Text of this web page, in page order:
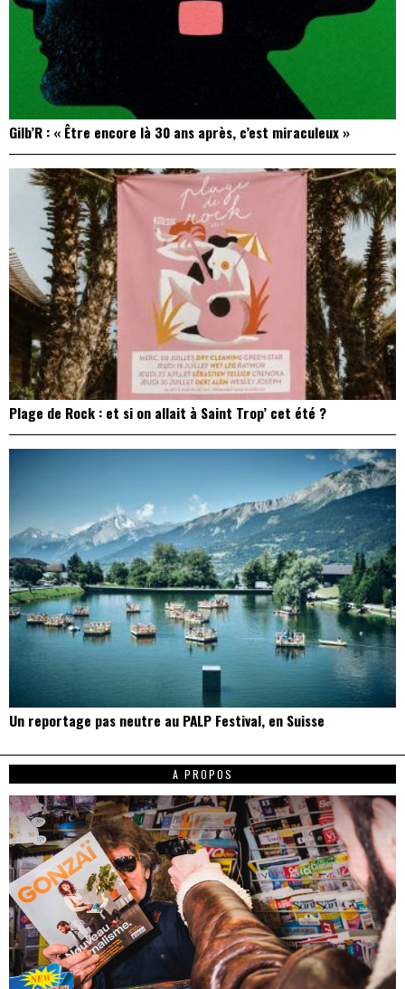
Gilb’R : « Être encore là 30 ans après, c’est miraculeux »
Plage de Rock : et si on allait à Saint Trop’ cet été ?
Un reportage pas neutre au PALP Festival, en Suisse
A PROPOS